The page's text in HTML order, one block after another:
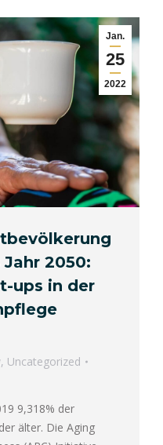
Jan.
25
2022
2050:
ups in der
, Uncategorized
9,318% der
älter. Die Aging